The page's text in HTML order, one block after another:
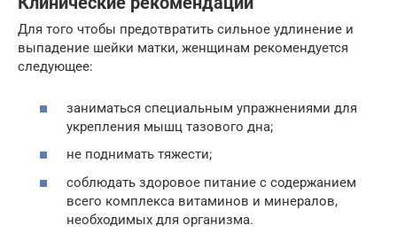
Для того чтобы предотвратить сильное удлинение и
выпадение шейки матки, женщинам рекомендуется
следующее:
заниматься специальным упражнениями для
укрепления мышц тазового дна;
не поднимать тяжести;
соблюдать здоровое питание с содержанием
всего комплекса витаминов и минералов,
необходимых для организма.